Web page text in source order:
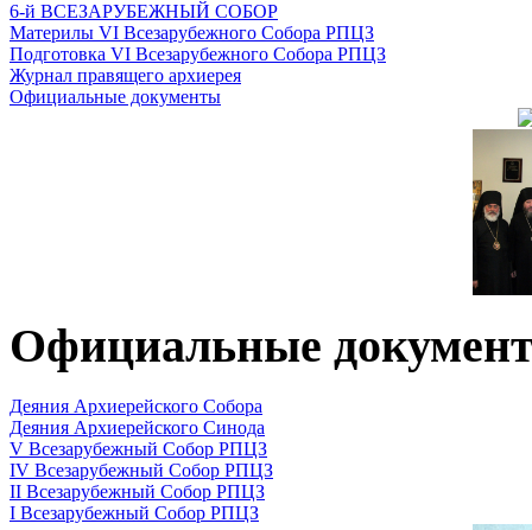
6-й ВСЕЗАРУБЕЖНЫЙ СОБОР
Материлы VI Всезарубежного Собора РПЦЗ
Подготовка VI Всезарубежного Собора РПЦЗ
Журнал правящего архиерея
Официальные документы
Официальные
Деяния Архиерейского Собора
Деяния Архиерейского Синода
V Всезарубежный Собор РПЦЗ
IV Всезарубежный Собор РПЦЗ
II Всезарубежный Собор РПЦЗ
I Всезарубежный Собор РПЦЗ